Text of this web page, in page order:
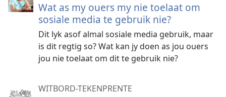
Wat as my ouers my nie toelaat om
sosiale media te gebruik nie?
Dit lyk asof almal sosiale media gebruik, maar
is dit regtig so? Wat kan jy doen as jou ouers
jou nie toelaat om dit te gebruik nie?
WITBORD-TEKENPRENTE